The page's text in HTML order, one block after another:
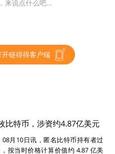
来说点什么吧...
链得得客户端
比特币，涉资约4.87亿美元
月10日讯，匿名比特币持有者过
按当时价格计算价值约 4.87 亿美